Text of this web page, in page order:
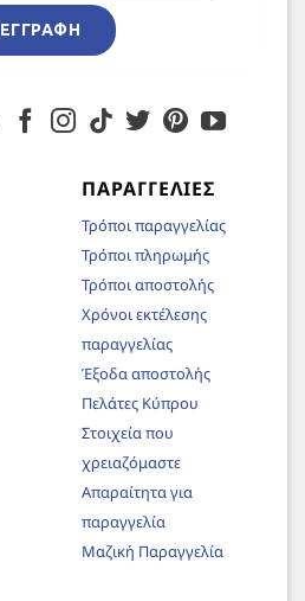
ΕΓΓΡΑΦΉ
ΠΑΡΑΓΓΕΛΊΕΣ
Τρόποι παραγγελίας
Τρόποι πληρωμής
Τρόποι αποστολής
Χρόνοι εκτέλεσης
παραγγελίας
Έξοδα αποστολής
Πελάτες Κύπρου
Στοιχεία που
χρειαζόμαστε
Απαραίτητα για
παραγγελία
Μαζική Παραγγελία